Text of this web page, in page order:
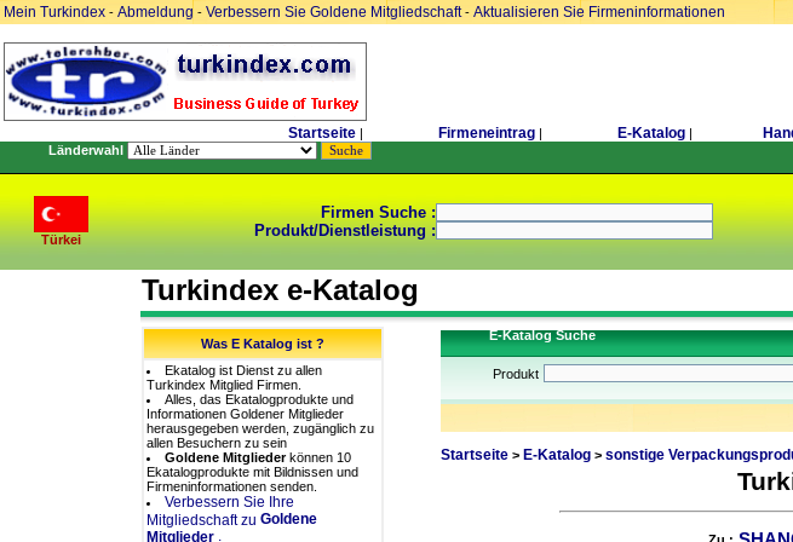
Mein Turkindex - Abmeldung - Verbessern Sie Goldene Mitgliedschaft- Aktualisieren Sie Firmeninformationen
Startseite | Firmeneintrag | E-Katalog |
Länderwahl
Türkei
Firmen Suche :
Produkt/Dienstleistung :
Turkindex e-Katalog
Was E Katalog ist ?
Ekatalog ist Dienst zu allen
Turkindex Mitglied Firmen.
Alles, das Ekatalogprodukte und
Informationen Goldener Mitglieder
herausgegeben werden, zugänglich zu
allen Besuchern zu sein
Goldene Mitgliederkönnen 10
Ekatalogprodukte mit Bildnissen und
Firmeninformationen senden.
Verbessern Sie Ihre
Mitgliedschaft zu Goldene
Mitglieder .
E-Katalog Suche
Produkt
Startseite > E-Katalog> sonstige